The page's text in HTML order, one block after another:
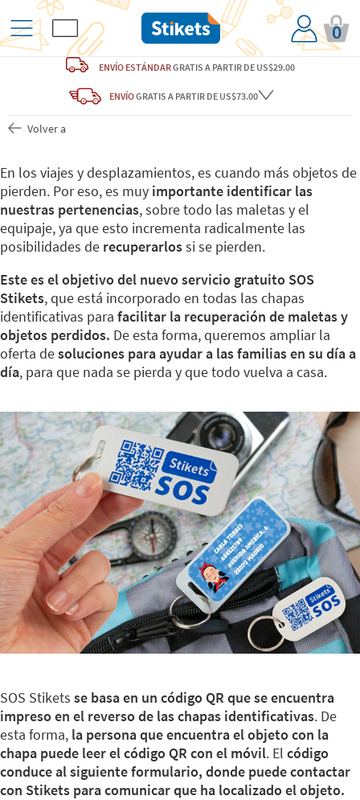
0
ENVÍO ESTÁNDARGRATIS A PARTIR DE US$29.00
ENVÍOGRATIS A PARTIR DE US$73.00
Volver a
En los viajes y desplazamientos, es cuando más objetos de
pierden. Por eso, es muy importante identificar las
nuestras pertenencias, sobre todo las maletas y el
equipaje, ya que esto incrementa radicalmente las
posibilidades de recuperarlossi se pierden.
Este es el objetivo del nuevo servicio gratuito SOS
Stikets, que está incorporado en todas las chapas
identificativas para facilitar la recuperación de maletas y
objetos perdidos. De esta forma, queremos ampliar la
oferta desoluciones para ayudar a las familias en su día a
día, para que nada se pierda y que todo vuelva a casa.
SOS Stikets se basa en un código QR que se encuentra
impreso en el reverso de las chapas identificativas. De
esta forma, la persona que encuentra el objeto con la
chapa puede leer el código QR con el móvil. El código
conduce al siguiente formulario, donde puede contactar
con Stikets para comunicar que ha localizado el objeto.